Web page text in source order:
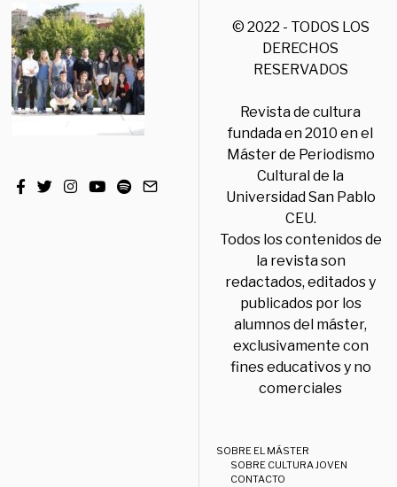
© 2022 - TODOS LOS
DERECHOS
RESERVADOS
Revista de cultura
fundada en 2010 en el
Máster de Periodismo
Cultural de la
Universidad San Pablo
CEU.
Todos los contenidos de
la revista son
redactados, editados y
publicados por los
alumnos del máster,
exclusivamente con
fines educativos y no
comerciales
SOBRE EL MÁSTER
SOBRE CULTURA JOVEN
CONTACTO